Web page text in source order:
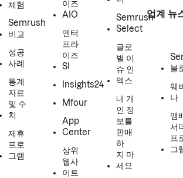
체험
Semrush
비교
성공
사례
통계
자료
및 수
치
제휴
프로
그램
이즈
AIO
엔터
프라
이즈
SI
Insights24
Mfour
App
Center
상위
웹사
이트
Semrush
Select
글로
벌 이
슈 인
덱스
내 개
인 정
보를
판매
하
지 마
세요
업계 뉴
블
웨
나
앰
서
프
그